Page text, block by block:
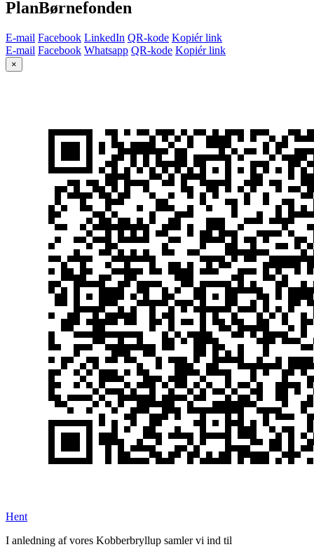
PlanBørnefonden
E-mail Facebook LinkedIn QR-kode Kopiér link
E-mail Facebook Whatsapp QR-kode Kopiér link
×
Hent
I anledning af vores Kobberbryllup samler vi ind til